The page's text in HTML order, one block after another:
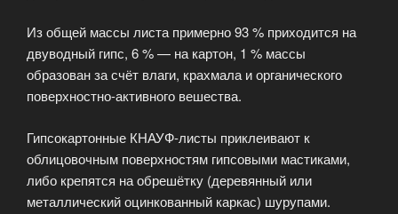
Из общей массы листа примерно 93 % приходится на
двуводный гипс, 6 % — на картон, 1 % массы
образован за счёт влаги, крахмала и органического
поверхностно-активного вешества.
Гипсокартонные КНАУФ-листы приклеивают к
облицовочным поверхностям гипсовыми мастиками,
либо крепятся на обрешётку (деревянный или
металлический оцинкованный каркас) шурупами.